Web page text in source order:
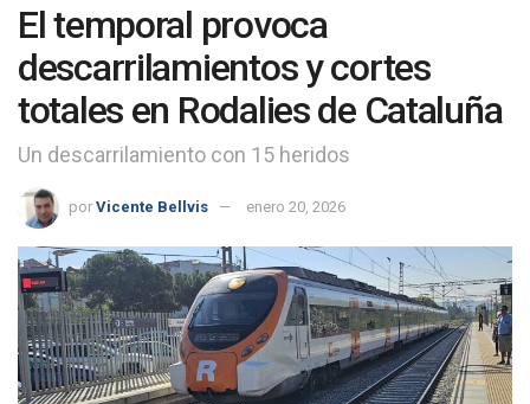
El temporal provoca
descarrilamientos y cortes
totales en Rodalies de Cataluña
Un descarrilamiento con 15 heridos
por Vicente Bellvis enero 20, 2026